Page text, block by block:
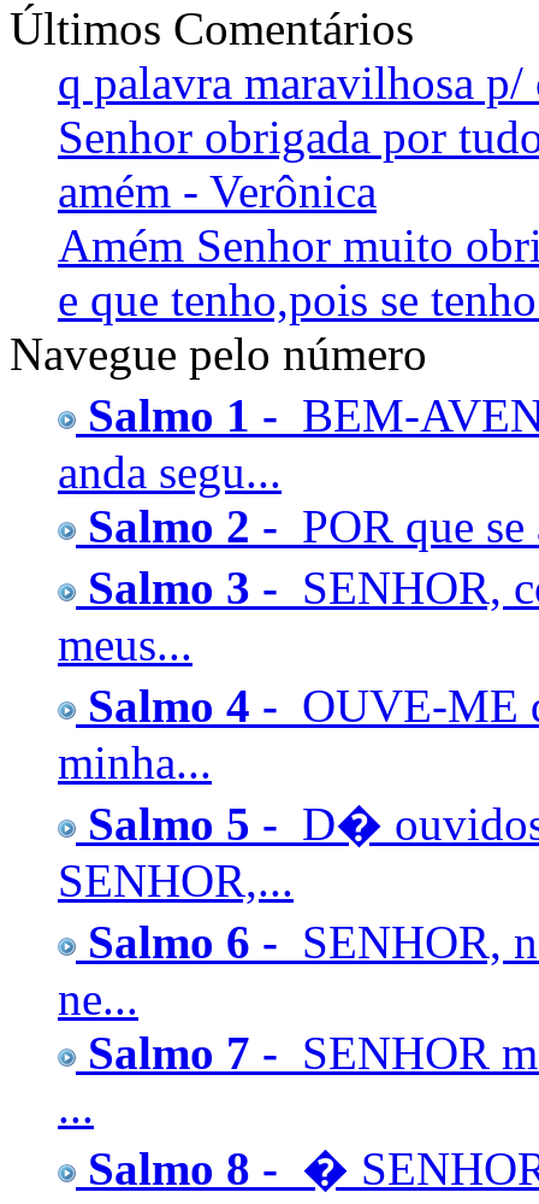
Últimos Comentários
q palavra maravilhosa
Senhor obrigada por
amém - Verônica
Amém Senhor muito
e que tenho,pois se
Navegue pelo número
Salmo 1 - BEM-
anda segu...
Salmo 2 - POR que
Salmo 3 - SENHOR,
meus...
Salmo 4 - OUVE-ME
minha...
Salmo 5 - D�
SENHOR,...
Salmo 6 - SENHOR,
ne...
Salmo 7 - SENHOR
...
Salmo 8 - �